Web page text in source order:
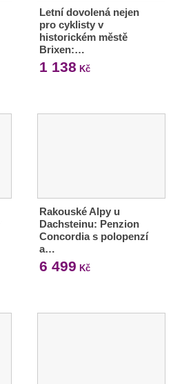
Letní dovolená nejen
pro cyklisty v
historickém městě
Brixen:…
1 138 Kč
Rakouské Alpy u
Dachsteinu: Penzion
Concordia s polopenzí
a…
6 499 Kč